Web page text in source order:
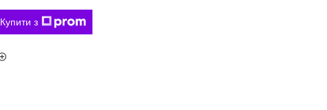
Купити з